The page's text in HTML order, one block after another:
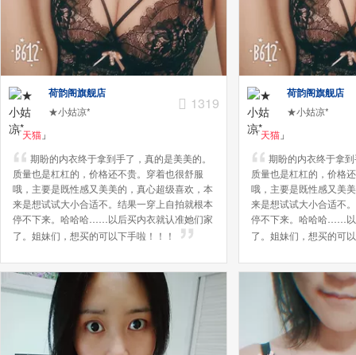
荷韵阁旗舰店
★小姑凉* 1319
「天猫 」
期盼的内衣终于拿到手了，真的是美美的。
质量也是杠杠的，价格还不贵。穿着也很舒服
哦，主要是既性感又美美的，真心超级喜欢，本
来是想试试大小合适不。结果一穿上自拍就根本
停不下来。哈哈哈……以后买内衣就认准她们家
了。姐妹们，想买的可以下手啦！！！
荷韵阁旗舰店
★小姑凉*
「天猫 」
期盼的内衣终于拿
质量也是杠杠的，价格
哦，主要是既性感又美
来是想试试大小合适不
停不下来。哈哈哈……
了。姐妹们，想买的可